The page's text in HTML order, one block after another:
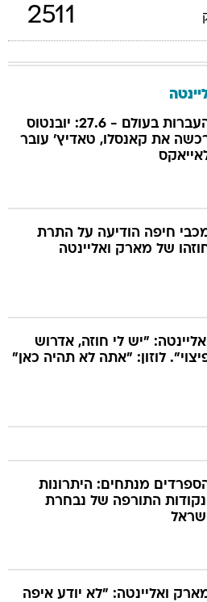
2511
העברות בעולם - 27.6: יובנטוס
את קאנסלו, טאדיץ' עובר
חיפה הודיעה על התרת
של מארק ואליינטה
ואליינטה: "יש לי חוזה, אדרוש
לוזון: "אתה לא תהיה כאן"
מנתחים: היתרונות
ונקודות התורפה של נבחרת
ואליינטה: "לא יודע איפה